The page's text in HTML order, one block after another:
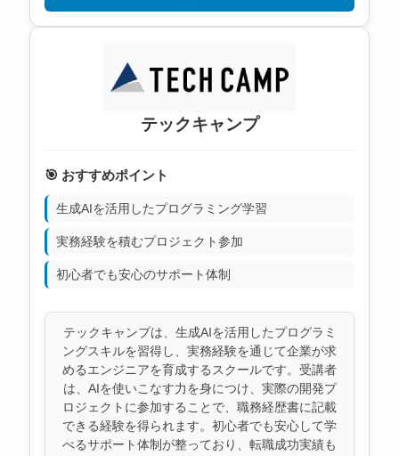
テックキャンプ
🎯 おすすめポイント
生成AIを活用したプログラミング学習
実務経験を積むプロジェクト参加
初心者でも安心のサポート体制
テックキャンプは、生成AIを活用したプログラミ
ングスキルを習得し、実務経験を通じて企業が求
めるエンジニアを育成するスクールです。受講者
は、AIを使いこなす力を身につけ、実際の開発プ
ロジェクトに参加することで、職務経歴書に記載
できる経験を得られます。初心者でも安心して学
べるサポート体制が整っており、転職成功実績も